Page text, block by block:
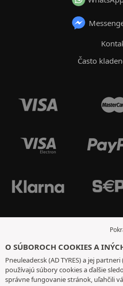
Často
O SÚBOROCH COOKIES A
Pneuleader.sk (AD TYRES) a jej
používajú súbory cookies a ďalšie
správne fungovanie stránok, uľahčili